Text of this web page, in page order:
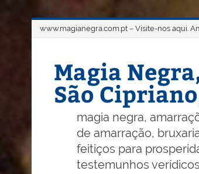
www.magianegra.com.pt – Visite-nos aqui.
Magia
São
magia negra,
de amarração,
feitiços para
testemunhos